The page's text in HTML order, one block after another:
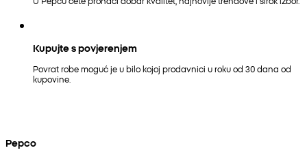
Kupujte s povjerenjem
Povrat robe moguć je u bilo kojoj prodavnici u roku od 30 dana od
kupovine.
Pepco